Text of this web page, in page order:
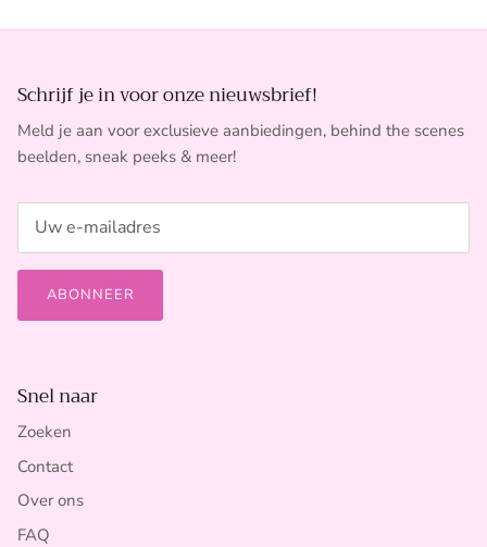
Schrijf je in voor onze nieuwsbrief!
Meld je aan voor exclusieve aanbiedingen, behind the scenes
beelden, sneak peeks & meer!
ABONNEER
Snel naar
Zoeken
Contact
Over ons
FAQ